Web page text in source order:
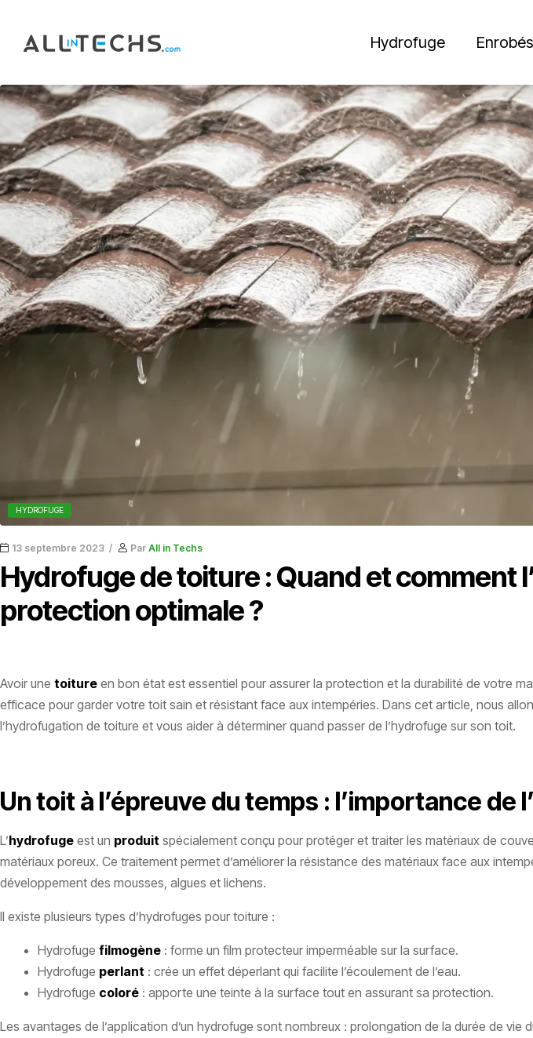
Hydrofuge Enrobés
HYDROFUGE
13 septembre 2023 Par All in Techs
Hydrofuge de toiture : Quand et comment
protection optimale ?
Avoir une toiture en bon état est essentiel pour assurer la protection et la durabilité de votre
efficace pour garder votre toit sain et résistant face aux intempéries. Dans cet article, nous
l’hydrofugation de toiture et vous aider à déterminer quand passer de l’hydrofuge sur son toit.
Un toit à l’épreuve du temps : l’importance de
L’hydrofuge est un produit spécialement conçu pour protéger et traiter les matériaux de
matériaux poreux. Ce traitement permet d’améliorer la résistance des matériaux face aux
développement des mousses, algues et lichens.
Il existe plusieurs types d’hydrofuges pour toiture :
Hydrofuge filmogène : forme un film protecteur imperméable sur la surface.
Hydrofuge perlant : crée un effet déperlant qui facilite l’écoulement de l’eau.
Hydrofuge coloré : apporte une teinte à la surface tout en assurant sa protection.
Les avantages de l’application d’un hydrofuge sont nombreux : prolongation de la durée de vie